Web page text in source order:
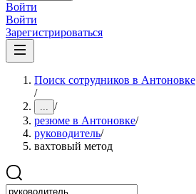
Войти
Войти
Зарегистрироваться
Поиск сотрудников в Антоновке
/
... /
резюме в Антоновке/
руководитель/
вахтовый метод